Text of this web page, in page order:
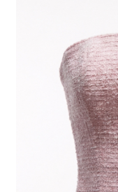
Costume Baie
Lichidare de stoc